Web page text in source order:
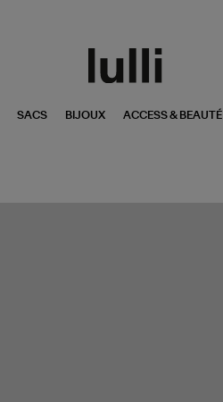
SACS BIJOUX ACCESS & BEAUTÉ